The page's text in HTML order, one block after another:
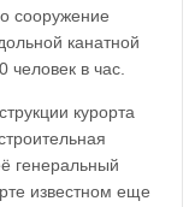
сооружение
канатной
человек в час.
курорта
генеральный
известном еще